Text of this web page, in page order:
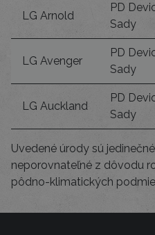
LG Arnold
PD
Sady
LG Avenger
PD
Sady
LG Auckland
PD
Sady
Uvedené úrody sú
neporovnateľné z dôvodu
pôdno-klimatických